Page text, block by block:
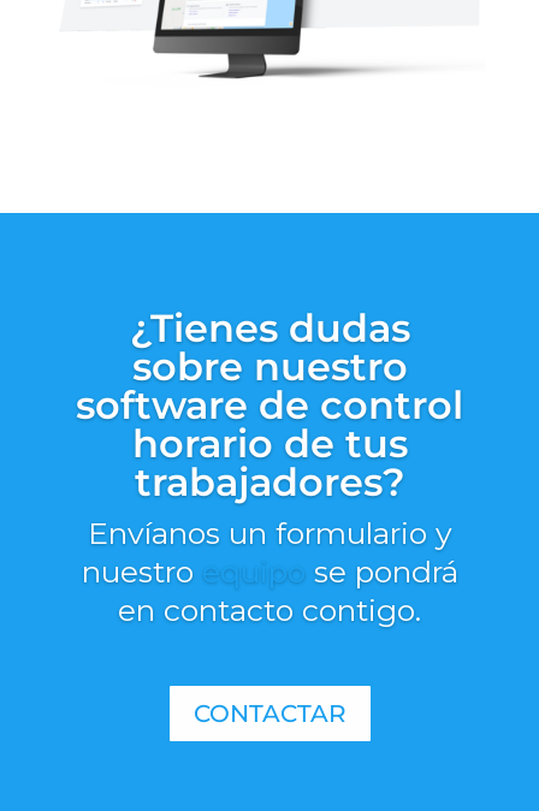
¿Tienes dudas
sobre nuestro
software de control
horario de tus
trabajadores?
Envíanos un formulario y
nuestro equipo se pondrá
en contacto contigo.
CONTACTAR